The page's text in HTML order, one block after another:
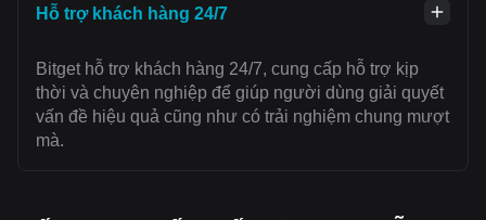
Hỗ trợ khách hàng 24/7
Bitget hỗ trợ khách hàng 24/7, cung cấp hỗ trợ kịp
thời và chuyên nghiệp để giúp người dùng giải quyết
vấn đề hiệu quả cũng như có trải nghiệm chung mượt
mà.